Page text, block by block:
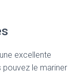
excellente
pouvez le mariner